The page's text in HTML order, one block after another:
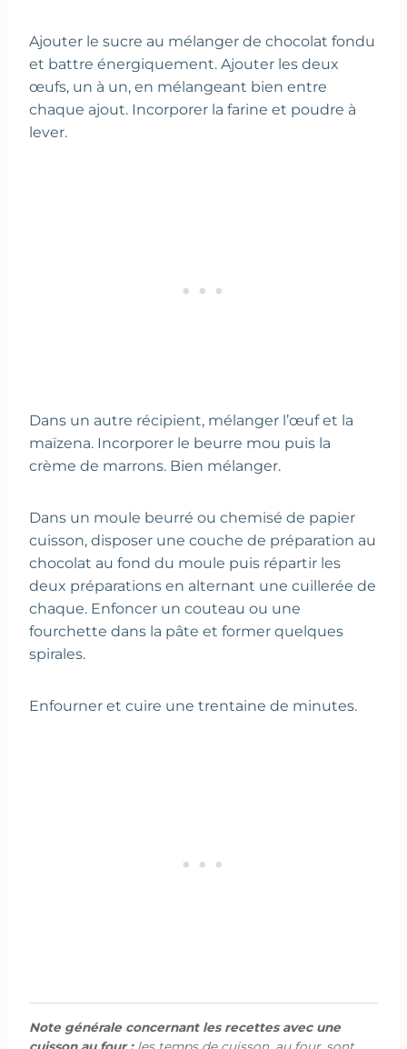
Ajouter le sucre au mélanger de chocolat fondu
et battre énergiquement. Ajouter les deux
œufs, un à un, en mélangeant bien entre
chaque ajout. Incorporer la farine et poudre à
lever.
Dans un autre récipient, mélanger l’œuf et la
maïzena. Incorporer le beurre mou puis la
crème de marrons. Bien mélanger.
Dans un moule beurré ou chemisé de papier
cuisson, disposer une couche de préparation au
chocolat au fond du moule puis répartir les
deux préparations en alternant une cuillerée de
chaque. Enfoncer un couteau ou une
fourchette dans la pâte et former quelques
spirales.
Enfourner et cuire une trentaine de minutes.
Note générale concernant les recettes avec une